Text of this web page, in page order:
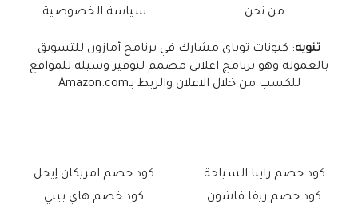
من نحن
سياسة الخصوصية
تنويه: كبونات توباى مشارك في برنامج أمازون للتسويق
بالعمولة وهو برنامج اعلاني مصمم لتوفير وسيلة للمواقع
للكسب من خلال الاعلان والربط بـAmazon.com
كود خصم راينا السياحة
كود خصم ريفا فاشون
كود خصم امريكان إيجل
كود خصم هاي بيبي